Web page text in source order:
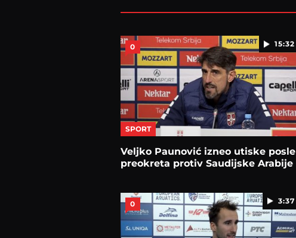
15:32
0
SPORT
Veljko Paunović izneo utiske posle
preokreta protiv Saudijske Arabije
3:37
0